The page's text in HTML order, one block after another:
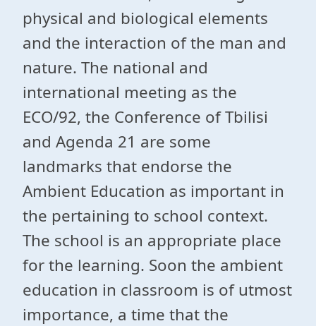
physical and biological elements
and the interaction of the man and
nature. The national and
international meeting as the
ECO/92, the Conference of Tbilisi
and Agenda 21 are some
landmarks that endorse the
Ambient Education as important in
the pertaining to school context.
The school is an appropriate place
for the learning. Soon the ambient
education in classroom is of utmost
importance, a time that the